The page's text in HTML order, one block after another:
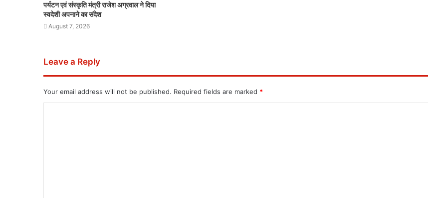
पर्यटन एवं संस्कृति मंत्री राजेश अग्रवाल ने दिया
स्वदेशी अपनाने का संदेश
August 7, 2026
Leave a Reply
Your email address will not be published. Required fields are marked *